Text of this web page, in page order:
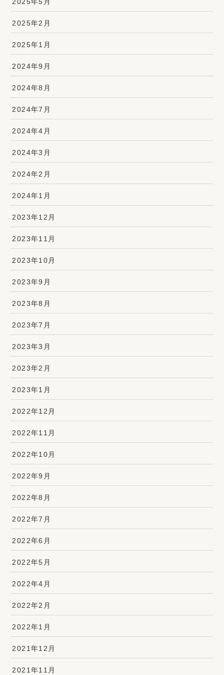
2025年2月
2025年1月
2024年9月
2024年8月
2024年7月
2024年4月
2024年3月
2024年2月
2024年1月
2023年12月
2023年11月
2023年10月
2023年9月
2023年8月
2023年7月
2023年3月
2023年2月
2023年1月
2022年12月
2022年11月
2022年10月
2022年9月
2022年8月
2022年7月
2022年6月
2022年5月
2022年4月
2022年2月
2022年1月
2021年12月
2021年11月